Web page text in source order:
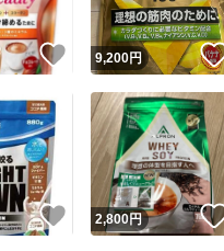
いいね！
9,200円
いいね！
2,800円